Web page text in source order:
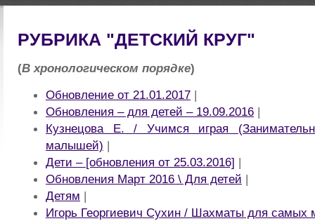
РУБРИКА "ДЕТСКИЙ КРУГ"
(В хронологическом порядке)
Обновление от 21.01.2017 |
Обновления – для детей – 19.09.2016 |
Кузнецова Е. / Учимся играя
малышей) |
Дети – [обновления от 25.03.2016] |
Обновления Март 2016 \ Для детей |
Детям |
Игорь Георгиевич Сухин / Шахматы для самых